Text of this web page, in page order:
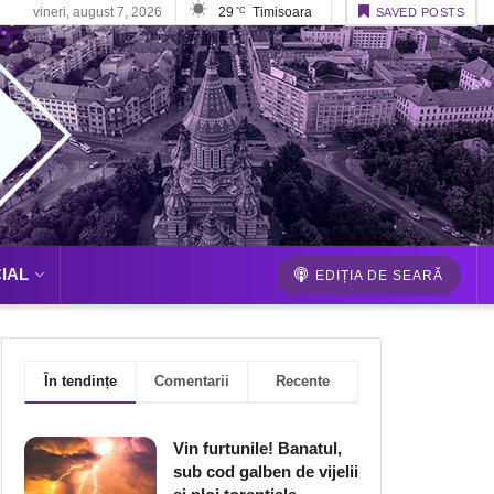
vineri, august 7, 2026 29 °C Timisoara SAVED POSTS
EDIȚIA DE SEARĂ
În tendințe Comentarii Recente
Vin furtunile! Banatul,
sub cod galben de vijelii